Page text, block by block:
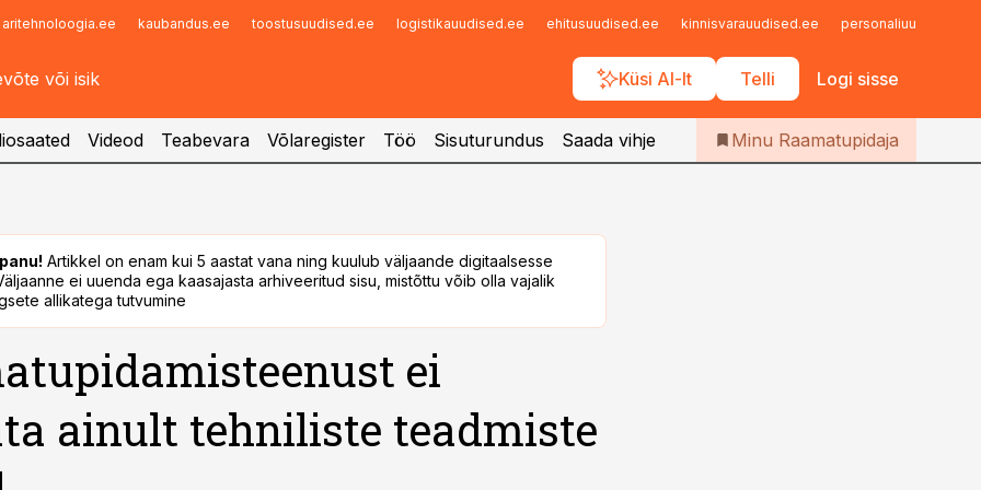
aritehnoloogia.ee kaubandus.ee toostusuudised.ee logistikauudised.ee ehitusuudised.ee kinnisvarauudised.ee personaliuudised.ee
Küsi AI-lt Telli Logi sisse
Infopank
Iseteenindus
Telli Raamatupidaja
Videod Teabevara Võlaregister Töö Sisuturundus Saada vihje Minu Raamatupidaja
Artikkel on enam kui 5 aastat vana ning kuulub väljaande digitaalsesse
ei uuenda ega kaasajasta arhiveeritud sisu, mistõttu võib olla vajalik
allikatega tutvumine
ei
ainult tehniliste teadmiste